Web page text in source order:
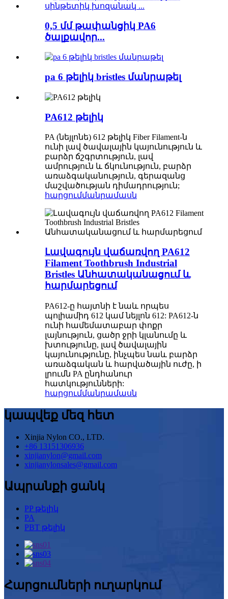
0,5 մմ թափանցիկ PA6
ծալքավոր...
pa 6 թելիկ bristles մանրաթել
PA612 թելիկ
PA (նեյլոնե) 612 թելիկ Fiber Filament-ն
ունի լավ ծավալային կայունություն և
բարձր ճշգրտություն, լավ
ամրություն և ճկունություն, բարձր
առաձգականություն, գերազանց
մաշվածության դիմադրություն;
հարցումմանրամասն
Լավագույն վաճառվող PA612
Filament Toothbrush Industrial
Bristles Անհատականացում և
հարմարեցում
PA612-ը հայտնի է նաև որպես
պոլիամիդ 612 կամ նեյլոն 612: PA612-ն
ունի համեմատաբար փոքր
լայնություն, ցածր ջրի կլանումը և
խտությունը, լավ ծավալային
կայունությունը, ինչպես նաև բարձր
առաձգական և հարվածային ուժը, ի
լրումն PA ընդհանուր
հատկությունների:
հարցումմանրամասն
կապվեք մեզ հետ
Xinjia Nylon CO., LTD.
+86 13151306936
xinjianylon@gmail.com
xinjianylonsales@gmail.com
Ապրանքի ցանկ
PP թելիկ
PA
PBT թելիկ
Հարցումների ուղարկում